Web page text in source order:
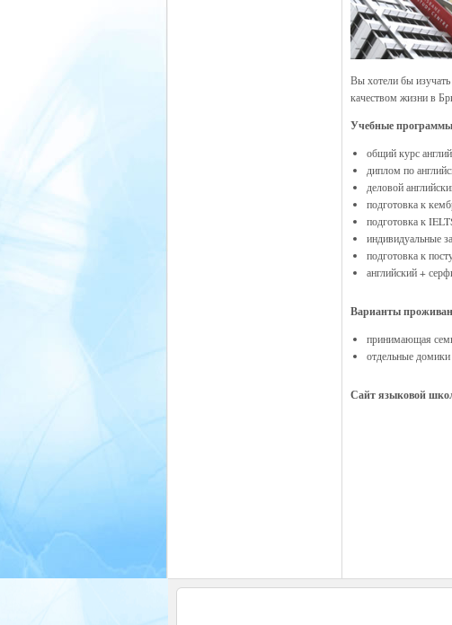
Вы хотели бы
качеством жизни в
Учебные
общий курс
диплом по
деловой
подготовка к
подготовка к
индивидуальные
подготовка к
английский +
Варианты
принимающая
отдельные
Сайт языковой